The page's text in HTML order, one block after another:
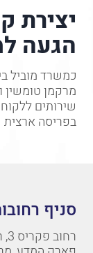
יצירת
הגעה
כמשרד מוביל
מרקמן טומשין
שירותים
בפריסה ארצית
סניף